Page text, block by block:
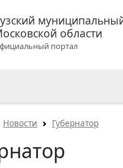
области
портал
Новости Губернатор